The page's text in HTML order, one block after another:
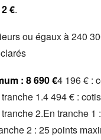
€.
ou égaux à 240
: 8 690 €4 196 € :
1.4 494 € :
2.En tranche 1
2 : 25 points